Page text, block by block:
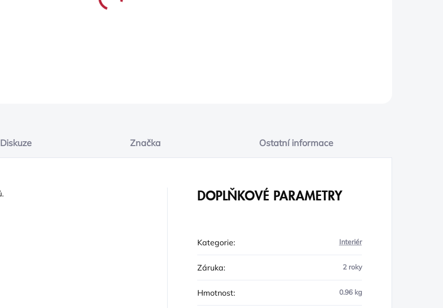
Diskuze Značka Ostatní informace
DOPLŇKOVÉ PARAMETRY
Kategorie: Interiér
Záruka: 2 roky
Hmotnost: 0.96 kg